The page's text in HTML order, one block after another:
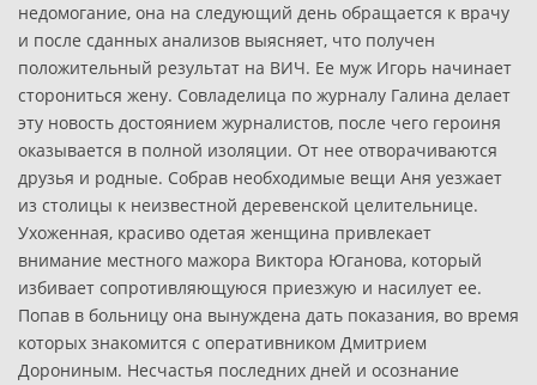
недомогание, она на следующий день обращается к врачу
и после сданных анализов выясняет, что получен
положительный результат на ВИЧ. Ее муж Игорь начинает
сторониться жену. Совладелица по журналу Галина делает
эту новость достоянием журналистов, после чего героиня
оказывается в полной изоляции. От нее отворачиваются
друзья и родные. Собрав необходимые вещи Аня уезжает
из столицы к неизвестной деревенской целительнице.
Ухоженная, красиво одетая женщина привлекает
внимание местного мажора Виктора Юганова, который
избивает сопротивляющуюся приезжую и насилует ее.
Попав в больницу она вынуждена дать показания, во время
которых знакомится с оперативником Дмитрием
Дорониным. Несчастья последних дней и осознание